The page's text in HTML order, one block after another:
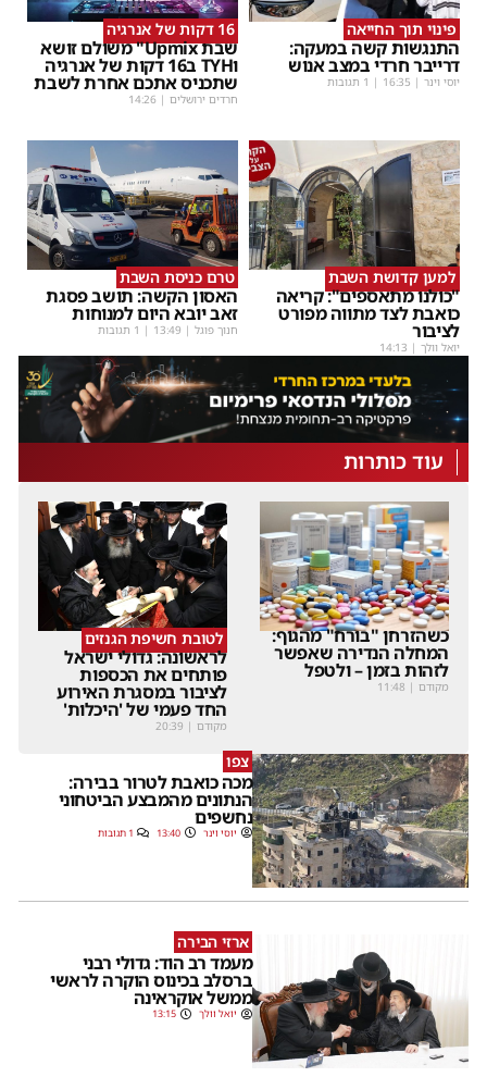
פינוי תוך החייאה
התנגשות קשה במעקה:
דרייבר חרדי במצב אנוש
יוסי וינר |
16:35 | 1 תגובות
16 דקות של אנרגיה
שבת Upmix" משולם זושא
וTYH ב16 דקות של אנרגיה
שתכניס אתכם אחרת לשבת
חרדים ירושלים |
14:26
למען קדושת השבת
"כולנו מתאספים": קריאה
כואבת לצד מתווה מפורט
לציבור
יואל וולך |
14:13
טרם כניסת השבת
האסון הקשה: תושב פסגת
זאב יובא היום למנוחות
חנוך פוגל |
13:49 | 1 תגובות
עוד כותרות
כשהזרחן "בורח" מהגוף:
המחלה הנדירה שאפשר
לזהות בזמן – ולטפל
מקודם |
11:48
לטובת חשיפת הגנזים
לראשונה: גדולי ישראל
פותחים את הכספות
לציבור במסגרת האירוע
החד פעמי של 'היכלות'
מקודם |
20:39
צפו
מכה כואבת לטרור בבירה:
הנתונים מהמבצע הביטחוני
נחשפים
יוסי וינר 13:40 1 תגובות
ארזי הבירה
מעמד רב הוד: גדולי רבני
ברסלב בכינוס הוקרה לראשי
ממשל אוקראינה
יואל וולך 13:15